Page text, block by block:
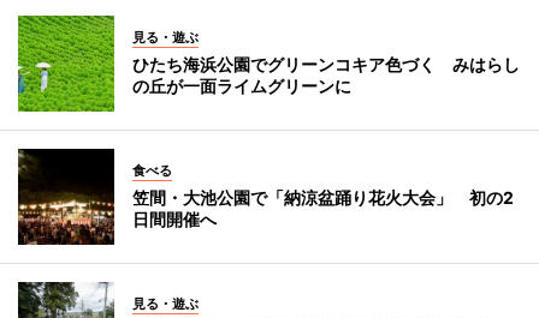
見る・遊ぶ
ひたち海浜公園でグリーンコキア色づく みはらし
の丘が一面ライムグリーンに
食べる
笠間・大池公園で「納涼盆踊り花火大会」 初の2
日間開催へ
見る・遊ぶ